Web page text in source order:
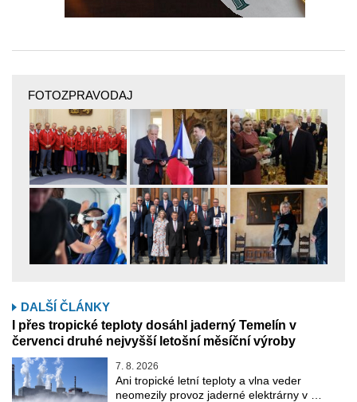
FOTOZPRAVODAJ
DALŠÍ ČLÁNKY
I přes tropické teploty dosáhl jaderný Temelín v
červenci druhé nejvyšší letošní měsíční výroby
7. 8. 2026
Ani tropické letní teploty a vlna veder
neomezily provoz jaderné elektrárny v …